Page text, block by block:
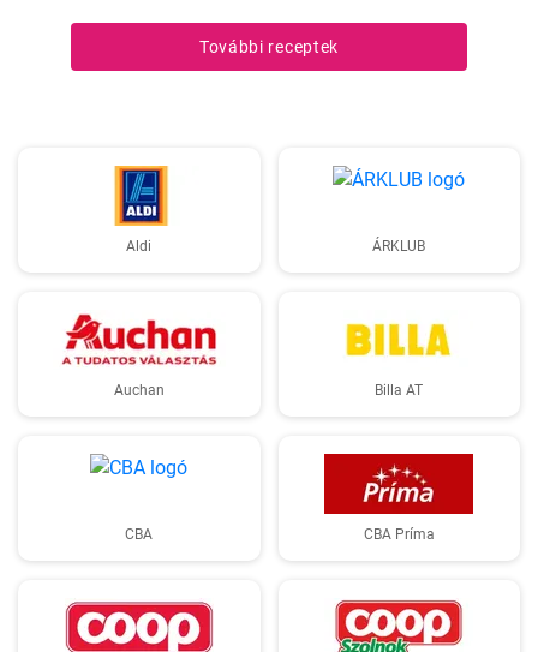
finomságot.
További receptek
Aldi ÁRKLUB
Auchan Billa AT
CBA CBA Príma